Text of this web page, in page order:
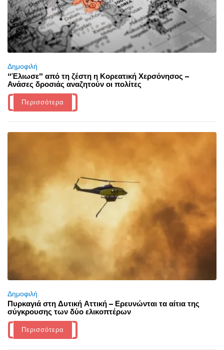
Δημοφιλή
“Έλιωσε” από τη ζέστη η Κορεατική Χερσόνησος –
Ανάσες δροσιάς αναζητούν οι πολίτες
Περισσότερα
Δημοφιλή
Πυρκαγιά στη Δυτική Αττική – Ερευνώνται τα αίτια της
σύγκρουσης των δύο ελικοπτέρων
Περισσότερα